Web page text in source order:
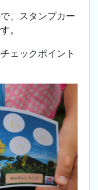
、スタンプカー
。
ェックポイント